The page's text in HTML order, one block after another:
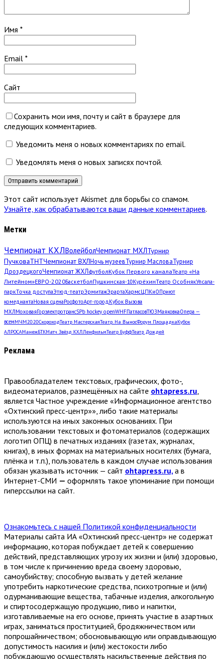
Имя *
Email *
Сайт
Сохранить мои имя, почту и сайт в браузере для
следующих комментариев.
Уведомить меня о новых комментариях по email.
Уведомлять меня о новых записях почтой.
Этот сайт использует Akismet для борьбы со спамом.
Узнайте, как обрабатываются ваши данные комментариев.
Метки
Чемпионат КХЛВолейболЧемпионат МХЛТурнир
ПучковаТНТЧемпионат ВХЛНочь музеевТурнир МасловаТурнир
ДроздецкогоЧемпионат ЖХЛфутболКубок Первого каналаТеатр «На
Литейном»ЕВРО-2020БаскетболПушкинская-10КурёхинТеатр ОсобнякУпсала-
паркТочка доступаЭтюд-театрЭрмитажЭрартаХармсЦПКиОПриют
комедиантаНовая сценаРосфотоАрт-город Кубок Вызова
МХЛМоховаяГорэлектротрансSPb hockey openWHFПатласовТЮЗМаяковкаОпера —
всемМЧМ2020СкороходТеатр МастерскаяТеатр. На ВыносФорум ПлощадкаКубок
АЛРОСАМанежБТКМатч Звёзд КХЛЛенфильмТеатр БуффТеатр Дождей
Реклама
Правообладателем текстовых, графических, фото-,
видеоматериалов, размещённых на сайте ohtapress.ru,
является Частное учреждение «Информационное агентство
«Охтинский пресс-центр»», либо такие материалы
используются на иных законных основаниях. При
использовании текстовых и фотоматериалов (содержащих
логотип ОПЦ) в печатных изданиях (газетах, журналах,
книгах), в иных формах на материальных носителях (бумага,
плёнка и т.п.), пользователь в каждом случае использования
обязан указывать источник — сайт ohtapress.ru, а в
Интернет-СМИ — оформлять такое упоминание при помощи
гиперссылки на сайт.
Ознакомьтесь с нашей Политикой конфиденциальности
Материалы сайта ИА «Охтинский пресс-центр» не содержат
информацию, которая побуждает детей к совершению
действий, представляющих угрозу их жизни и (или) здоровью,
в том числе к причинению вреда своему здоровью,
самоубийству; способную вызвать у детей желание
употребить наркотические средства, психотропные и (или)
одурманивающие вещества, табачные изделия, алкогольную
и спиртосодержащую продукцию, пиво и напитки,
изготавливаемые на его основе, принять участие в азартных
играх, заниматься проституцией, бродяжничеством или
попрошайничеством; обосновывающую или оправдывающую
допустимость насилия и (или) жестокости либо
побуждающую осуществлять насильственные действия по